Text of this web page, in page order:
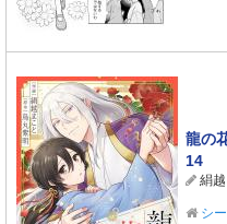
龍の
14
絹
シ